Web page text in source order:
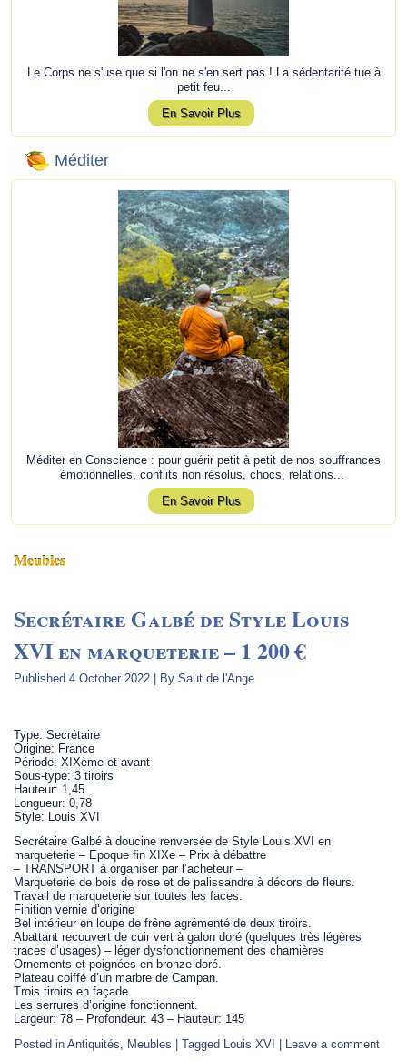
Le Corps ne s'use que si l'on ne s'en sert pas ! La sédentarité tue à
petit feu...
En Savoir Plus
Méditer
Méditer en Conscience : pour guérir petit à petit de nos souffrances
émotionnelles, conflits non résolus, chocs, relations...
En Savoir Plus
Meubles
Secrétaire Galbé de Style Louis
XVI en marqueterie – 1 200 €
Published 4 October 2022 By Saut de l'Ange
Type: Secrétaire
Origine: France
Période: XIXème et avant
Sous-type: 3 tiroirs
Hauteur: 1,45
Longueur: 0,78
Style: Louis XVI
Secrétaire Galbé à doucine renversée de Style Louis XVI en
marqueterie – Epoque fin XIXe – Prix à débattre
– TRANSPORT à organiser par l’acheteur –
Marqueterie de bois de rose et de palissandre à décors de fleurs.
Travail de marqueterie sur toutes les faces.
Finition vernie d’origine
Bel intérieur en loupe de frêne agrémenté de deux tiroirs.
Abattant recouvert de cuir vert à galon doré (quelques très légères
traces d’usages) – léger dysfonctionnement des charnières
Ornements et poignées en bronze doré.
Plateau coiffé d’un marbre de Campan.
Trois tiroirs en façade.
Les serrures d’origine fonctionnent.
Largeur: 78 – Profondeur: 43 – Hauteur: 145
Posted in Antiquités, Meubles |Tagged Louis XVI Leave a comment